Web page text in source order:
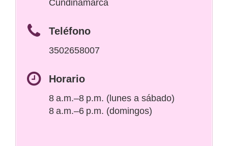
Cundinamarca
Teléfono
3502658007
Horario
8 a.m.–8 p.m. (lunes a sábado)
8 a.m.–6 p.m. (domingos)